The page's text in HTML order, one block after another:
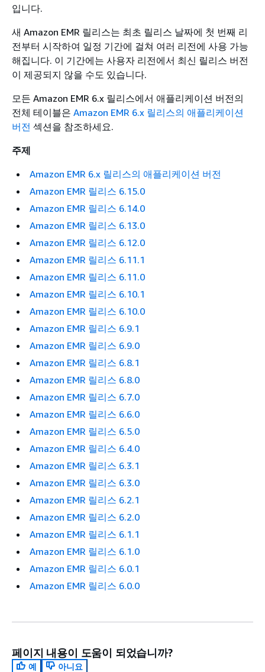
입니다.
새 Amazon EMR 릴리스는 최초 릴리스 날짜에 첫 번째 리
전부터 시작하여 일정 기간에 걸쳐 여러 리전에 사용 가능
해집니다. 이 기간에는 사용자 리전에서 최신 릴리스 버전
이 제공되지 않을 수도 있습니다.
모든 Amazon EMR 6.x 릴리스에서 애플리케이션 버전의
전체 테이블은 Amazon EMR 6.x 릴리스의 애플리케이션
버전 섹션을 참조하세요.
주제
Amazon EMR 6.x 릴리스의 애플리케이션 버전
Amazon EMR 릴리스 6.15.0
Amazon EMR 릴리스 6.14.0
Amazon EMR 릴리스 6.13.0
Amazon EMR 릴리스 6.12.0
Amazon EMR 릴리스 6.11.1
Amazon EMR 릴리스 6.11.0
Amazon EMR 릴리스 6.10.1
Amazon EMR 릴리스 6.10.0
Amazon EMR 릴리스 6.9.1
Amazon EMR 릴리스 6.9.0
Amazon EMR 릴리스 6.8.1
Amazon EMR 릴리스 6.8.0
Amazon EMR 릴리스 6.7.0
Amazon EMR 릴리스 6.6.0
Amazon EMR 릴리스 6.5.0
Amazon EMR 릴리스 6.4.0
Amazon EMR 릴리스 6.3.1
Amazon EMR 릴리스 6.3.0
Amazon EMR 릴리스 6.2.1
Amazon EMR 릴리스 6.2.0
Amazon EMR 릴리스 6.1.1
Amazon EMR 릴리스 6.1.0
Amazon EMR 릴리스 6.0.1
Amazon EMR 릴리스 6.0.0
페이지 내용이 도움이 되었습니까?
예
아니요